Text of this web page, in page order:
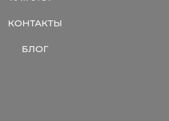
КОНТАКТЫ
БЛОГ